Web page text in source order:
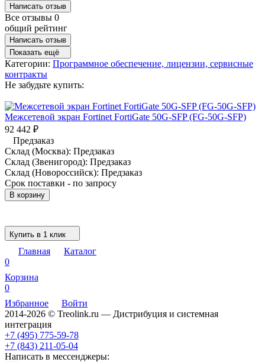
Написать отзыв
Все отзывы 0
общий рейтинг
Написать отзыв
Показать ещё
Категории: Программное обеспечение, лицензии, сервисные
контракты
Не забудьте купить:
Межсетевой экран Fortinet FortiGate 50G-SFP (FG-50G-SFP)
92 442 ₽
Предзаказ
Склад (Москва): Предзаказ
Склад (Звенигород): Предзаказ
Склад (Новороссийск): Предзаказ
Срок поставки - по запросу
В корзину
Купить в 1 клик
Главная
Каталог
0
Корзина
0
Избранное
Войти
2014-2026 © Treolink.ru — Дистрибуция и системная
интеграция
+7 (495) 775-59-78
+7 (843) 211-05-04
Написать в мессенджеры: